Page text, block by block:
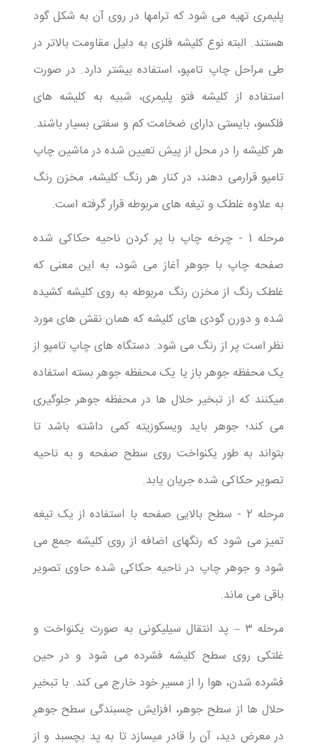
پلیمری تهیه می شود که ترامها در روی آن به شکل گود
هستند. البته نوع کلیشه فلزی به دلیل مقاومت بالاتر در
طی مراحل چاپ تامپو، استفاده بیشتر دارد. در صورت
استفاده از کلیشه فتو پلیمری، شبیه به کلیشه های
فلکسو، بایستی دارای ضخامت کم و سفتی بسیار باشند.
هر کلیشه را در محل از پیش تعیین شده در ماشین چاپ
تامپو قرارمی دهند، در کنار هر رنگ کلیشه، مخزن رنگ
به علاوه غلطک و تیغه های مربوطه قرار گرفته است.
مرحله 1 - چرخه چاپ با پر کردن ناحیه حکاکی شده
صفحه چاپ با جوهر آغاز می شود، به این معنی که
غلطک رنگ از مخزن رنگ مربوطه به روی کلیشه کشیده
شده و دورن گودی های کلیشه که همان نقش های مورد
نظر است پر از رنگ می شود. دستگاه های چاپ تامپو از
یک محفظه جوهر باز یا یک محفظه جوهر بسته استفاده
میکنند که از تبخیر حلال ها در محفظه جوهر جلوگیری
می کند؛ جوهر باید ویسکوزیته کمی داشته باشد تا
بتواند به طور یکنواخت روی سطح صفحه و به ناحیه
تصویر حکاکی شده جریان یابد.
مرحله 2 - سطح بالایی صفحه با استفاده از یک تیغه
تمیز می شود که رنگهای اضافه از روی کلیشه جمع می
شود و جوهر چاپ در ناحیه حکاکی شده حاوی تصویر
باقی می ماند.
مرحله ۳ – پد انتقال سیلیکونی به صورت یکنواخت و
غلتکی روی سطح کلیشه فشرده می شود و در حین
فشرده شدن، هوا را از مسیر خود خارج می کند. با تبخیر
حلال ها از سطح جوهر، افزایش چسبندگی سطح جوهرِ
در معرض دید، آن را قادر میسازد تا به پد بچسبد و از